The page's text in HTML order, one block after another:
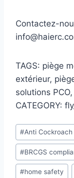
Contactez-
TAGS: piège
extérieur,
solutions
CATEGORY:
Etiquetas
de
la
entrada:
#Anti Cockroach
#BRCGS
#home safety